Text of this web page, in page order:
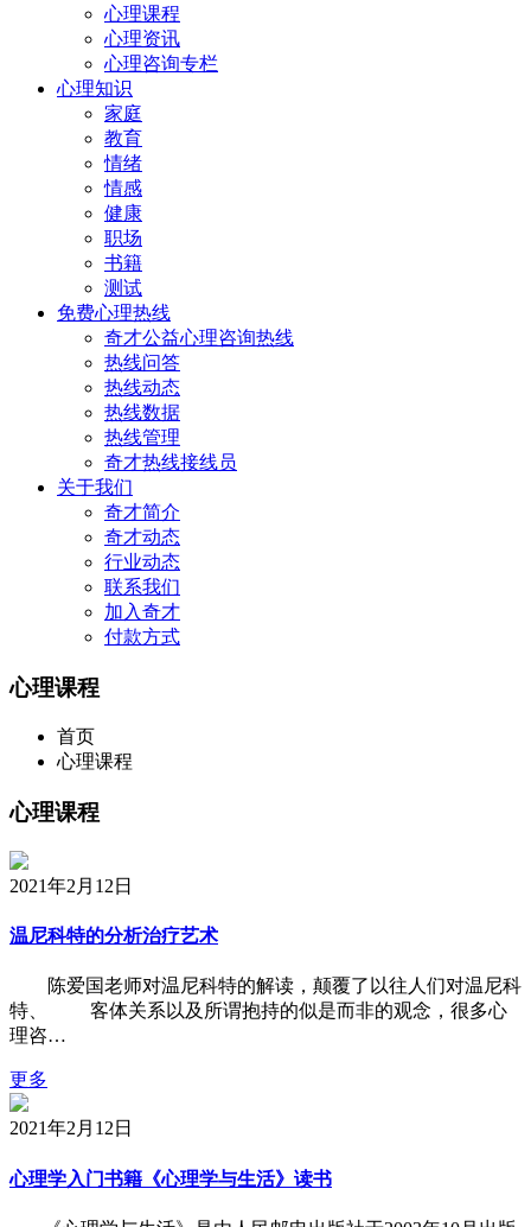
心理课程
心理资讯
心理咨询专栏
心理知识
家庭
教育
情绪
情感
健康
职场
书籍
测试
免费心理热线
奇才公益心理咨询热线
热线问答
热线动态
热线数据
热线管理
奇才热线接线员
关于我们
奇才简介
奇才动态
行业动态
联系我们
加入奇才
付款方式
心理课程
首页
心理课程
心理课程
2021年2月12日
温尼科特的分析治疗艺术
陈爱国老师对温尼科特的解读，颠覆了以往人们对温尼科
特、 客体关系以及所谓抱持的似是而非的观念，很多心
理咨…
更多
2021年2月12日
心理学入门书籍《心理学与生活》读书